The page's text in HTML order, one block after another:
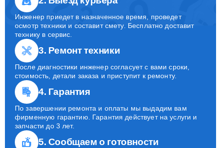
Инженер приедет в назначенное время, проведет
осмотр техники и составит смету. Бесплатно доставит
технику в сервис.
3. Ремонт техники
После диагностики инженер согласует с вами сроки,
стоимость, детали заказа и приступит к ремонту.
4. Гарантия
По завершении ремонта и оплаты мы выдадим вам
фирменную гарантию. Гарантия действует на услуги и
запчасти до 3 лет.
5. Сообщаем о готовности